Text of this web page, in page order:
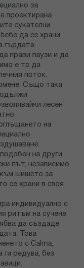
за
проектирана
сукателни
да се храни
гърдата.
прави паузи и да
е то да
поток,
Също така
лесен
на
на други
път, независимо
към шишето за
се храни в своя
индивидуално с
ритъм на сучене
да създаде
Това
с Calma,
ги редува, без